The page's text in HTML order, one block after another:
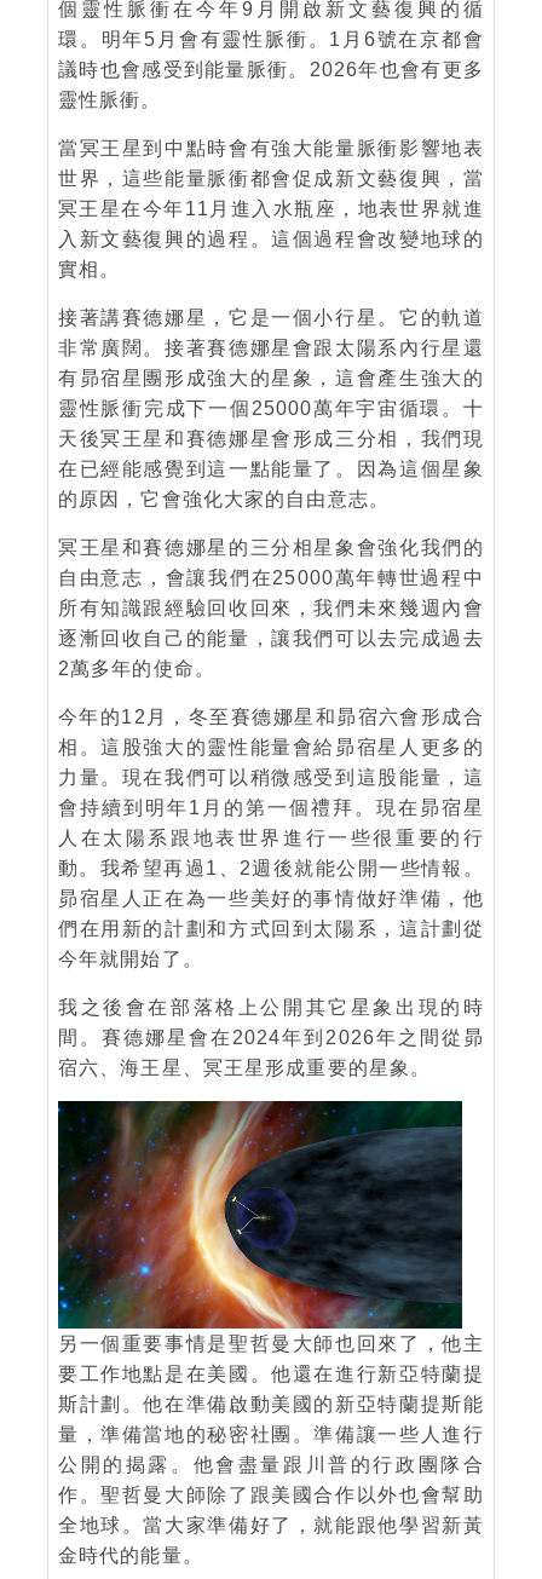
個靈性脈衝在今年9月開啟新文藝復興的循
環。明年5月會有靈性脈衝。1月6號在京都會
議時也會感受到能量脈衝。2026年也會有更多
靈性脈衝。
當冥王星到中點時會有強大能量脈衝影響地表
世界，這些能量脈衝都會促成新文藝復興，當
冥王星在今年11月進入水瓶座，地表世界就進
入新文藝復興的過程。這個過程會改變地球的
實相。
接著講賽德娜星，它是一個小行星。它的軌道
非常廣闊。接著賽德娜星會跟太陽系內行星還
有昴宿星團形成強大的星象，這會產生強大的
靈性脈衝完成下一個25000萬年宇宙循環。十
天後冥王星和賽德娜星會形成三分相，我們現
在已經能感覺到這一點能量了。因為這個星象
的原因，它會強化大家的自由意志。
冥王星和賽德娜星的三分相星象會強化我們的
自由意志，會讓我們在25000萬年轉世過程中
所有知識跟經驗回收回來，我們未來幾週內會
逐漸回收自己的能量，讓我們可以去完成過去
2萬多年的使命。
今年的12月，冬至賽德娜星和昴宿六會形成合
相。這股強大的靈性能量會給昴宿星人更多的
力量。現在我們可以稍微感受到這股能量，這
會持續到明年1月的第一個禮拜。現在昴宿星
人在太陽系跟地表世界進行一些很重要的行
動。我希望再過1、2週後就能公開一些情報。
昴宿星人正在為一些美好的事情做好準備，他
們在用新的計劃和方式回到太陽系，這計劃從
今年就開始了。
我之後會在部落格上公開其它星象出現的時
間。賽德娜星會在2024年到2026年之間從昴
宿六、海王星、冥王星形成重要的星象。
另一個重要事情是聖哲曼大師也回來了，他主
要工作地點是在美國。他還在進行新亞特蘭提
斯計劃。他在準備啟動美國的新亞特蘭提斯能
量，準備當地的秘密社團。準備讓一些人進行
公開的揭露。他會盡量跟川普的行政團隊合
作。聖哲曼大師除了跟美國合作以外也會幫助
全地球。當大家準備好了，就能跟他學習新黃
金時代的能量。